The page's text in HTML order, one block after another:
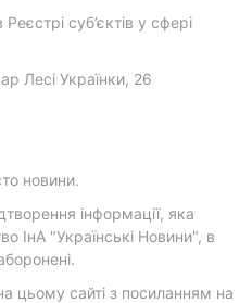
суб’єктів у сфері
Лесі Українки, 26
новини.
інформації, яка
ІнА "Українські Новини", в
цьому сайті з посиланням на